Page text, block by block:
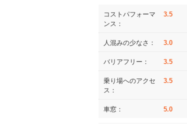
コストパフォーマ
ンス：
3.5
人混みの少なさ： 3.0
バリアフリー： 3.5
乗り場へのアクセ
ス：
3.5
車窓： 5.0